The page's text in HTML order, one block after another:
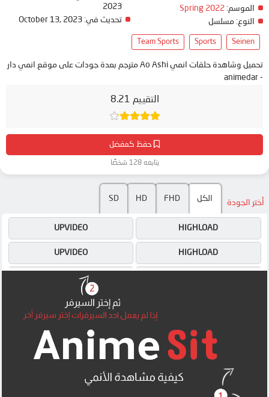
التقييم 8.21
حفظ كمفضل
يتابعه 128 شخصًا
الموسم: Spring 2022
النوع: مسلسل
2023
تحديث في: October 13, 2023
Seinen
Sports
Team Sports
تحميل وشاهدة حلقات انمي Ao Ashi مترجم بعدة جودات على موقع انمي دار
- animedar
أختر الجودة الكل FHD
HD
SD
HIGHLOAD
UPVIDEO
OK
HIGHLOAD
UPVIDEO
4SHARED
DRIVE